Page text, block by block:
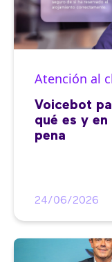
Atención al
Voicebot
qué es y
pena
24/06/2026